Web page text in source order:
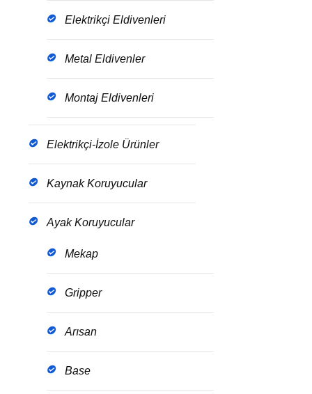
Elektrikçi Eldivenleri
Metal Eldivenler
Montaj Eldivenleri
Elektrikçi-İzole Ürünler
Kaynak Koruyucular
Ayak Koruyucular
Mekap
Gripper
Arısan
Base